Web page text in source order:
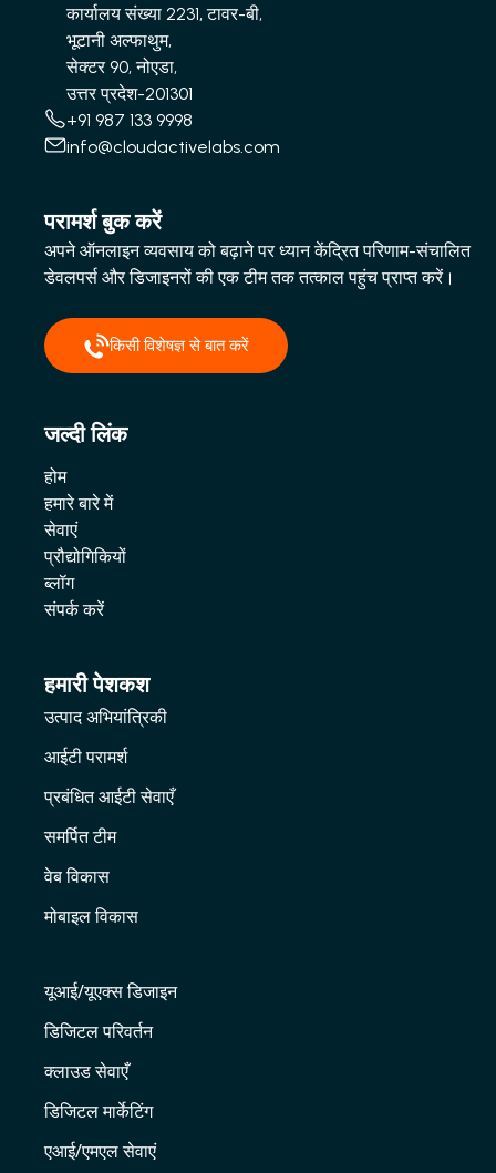
कार्यालय संख्या 2231, टावर-बी,
भूटानी अल्फाथुम,
सेक्टर 90, नोएडा,
उत्तर प्रदेश-201301
+91 987 133 9998
info@cloudactivelabs.com
परामर्श बुक करें
अपने ऑनलाइन व्यवसाय को बढ़ाने पर ध्यान केंद्रित परिणाम-संचालित
डेवलपर्स और डिजाइनरों की एक टीम तक तत्काल पहुंच प्राप्त करें।
किसी विशेषज्ञ से बात करें
जल्दी लिंक
होम
हमारे बारे में
सेवाएं
प्रौद्योगिकियों
ब्लॉग
संपर्क करें
हमारी पेशकश
उत्पाद अभियांत्रिकी
आईटी परामर्श
प्रबंधित आईटी सेवाएँ
समर्पित टीम
वेब विकास
मोबाइल विकास
यूआई/यूएक्स डिजाइन
डिजिटल परिवर्तन
क्लाउड सेवाएँ
डिजिटल मार्केटिंग
एआई/एमएल सेवाएं